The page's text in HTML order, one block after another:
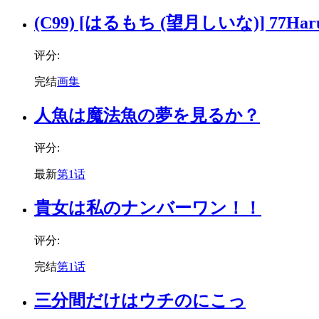
(C99) [はるもち (望月しいな)]
评分:
完结画集
人魚は魔法魚の夢を見るか？
评分:
最新第1话
貴女は私のナンバーワン！！
评分:
完结第1话
三分間だけはウチのにこっ